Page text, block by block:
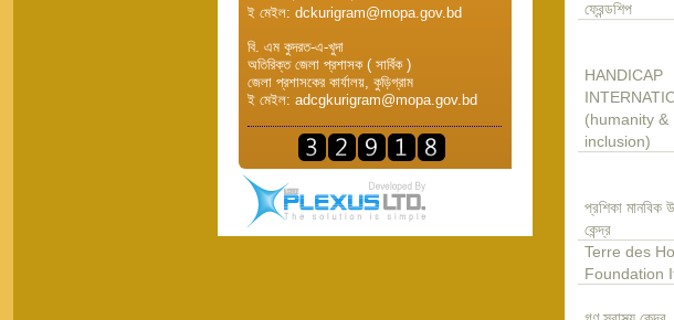
ই মেইল: dckurigram@mopa.gov.bd
বি. এম কুদরত-এ-খুদা
অতিরিক্ত জেলা প্রশাসক ( সার্বিক )
জেলা প্রশাসকের কার্যালয়, কুড়িগ্রাম
ই মেইল: adcgkurigram@mopa.gov.bd
ফ্রেন্ডশিপ
HANDICAP
(humanity &
inclusion)
প্রশিকা মানবিক
কেন্দ্র
Terre des
Foundation